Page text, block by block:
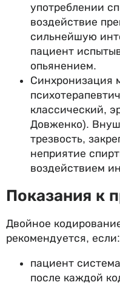
употреблении
воздействие
сильнейшую
пациент
опьянением.
Синхронизация
классический,
Довженко).
трезвость,
неприятие
воздействием
Показания к
Двойное
рекомендуется, если:
пациент
после каждой